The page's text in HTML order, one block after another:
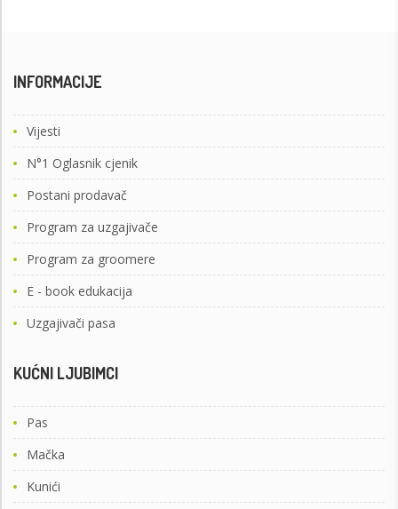
INFORMACIJE
Vijesti
N°1 Oglasnik cjenik
Postani prodavač
Program za uzgajivače
Program za groomere
E - book edukacija
Uzgajivači pasa
KUĆNI LJUBIMCI
Pas
Mačka
Kunići